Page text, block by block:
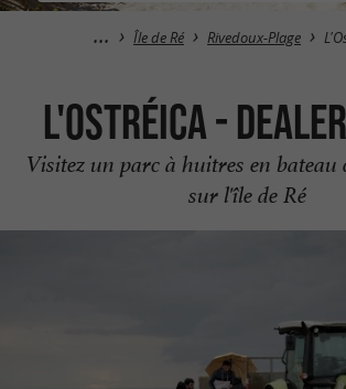
Île de Ré Rivedoux-Plage
L'Ostréica -
Visitez un parc à huitres en bateau
sur l'île de Ré